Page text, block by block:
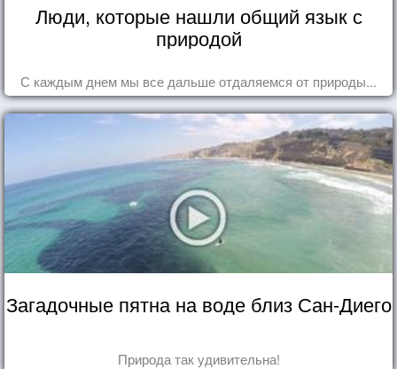
Люди, которые нашли общий язык с
природой
С каждым днем мы все дальше отдаляемся от природы...
Загадочные пятна на воде близ Сан-Диего
Природа так удивительна!